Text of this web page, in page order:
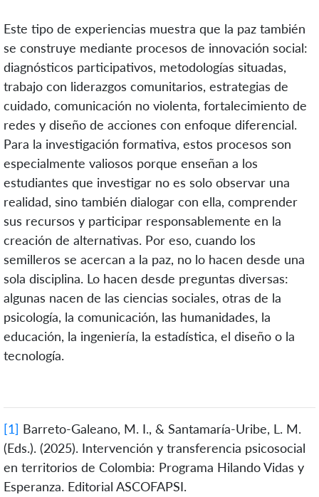
Este tipo de experiencias muestra que la paz también
se construye mediante procesos de innovación social:
diagnósticos participativos, metodologías situadas,
trabajo con liderazgos comunitarios, estrategias de
cuidado, comunicación no violenta, fortalecimiento de
redes y diseño de acciones con enfoque diferencial.
Para la investigación formativa, estos procesos son
especialmente valiosos porque enseñan a los
estudiantes que investigar no es solo observar una
realidad, sino también dialogar con ella, comprender
sus recursos y participar responsablemente en la
creación de alternativas. Por eso, cuando los
semilleros se acercan a la paz, no lo hacen desde una
sola disciplina. Lo hacen desde preguntas diversas:
algunas nacen de las ciencias sociales, otras de la
psicología, la comunicación, las humanidades, la
educación, la ingeniería, la estadística, el diseño o la
tecnología.
[1] Barreto-Galeano, M. I., & Santamaría-Uribe, L. M.
(Eds.). (2025). Intervención y transferencia psicosocial
en territorios de Colombia: Programa Hilando Vidas y
Esperanza. Editorial ASCOFAPSI.